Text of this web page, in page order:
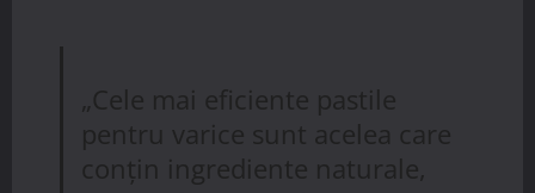
„Cele mai eficiente pastile
pentru varice sunt acelea care
conțin ingrediente naturale,